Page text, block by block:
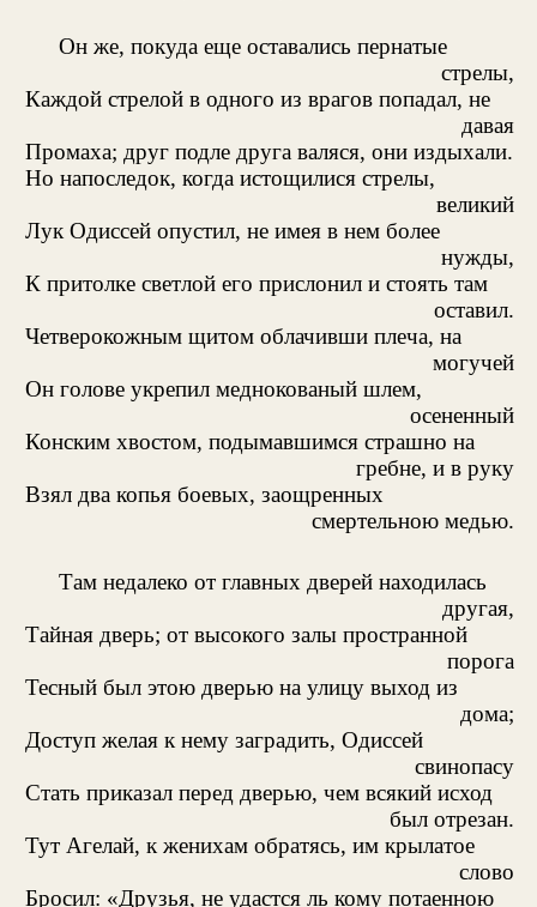
Он же, покуда еще оставались пернатые
стрелы,
Каждой стрелой в одного из врагов попадал, не
давая
Промаха; друг подле друга валяся, они издыхали.
Но напоследок, когда истощилися стрелы,
великий
Лук Одиссей опустил, не имея в нем более
нужды,
К притолке светлой его прислонил и стоять там
оставил.
Четверокожным щитом облачивши плеча, на
могучей
Он голове укрепил меднокованый шлем,
осененный
Конским хвостом, подымавшимся страшно на
гребне, и в руку
Взял два копья боевых, заощренных
смертельною медью.
Там недалеко от главных дверей находилась
другая,
Тайная дверь; от высокого залы пространной
порога
Тесный был этою дверью на улицу выход из
дома;
Доступ желая к нему заградить, Одиссей
свинопасу
Стать приказал перед дверью, чем всякий исход
был отрезан.
Тут Агелай, к женихам обратясь, им крылатое
слово
Бросил: «Друзья, не удастся ль кому потаенною